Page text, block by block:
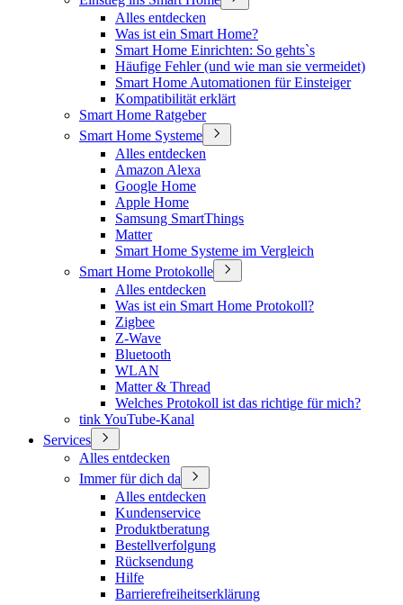
Alles entdecken
Was ist ein Smart Home?
Smart Home Einrichten: So gehts`s
Häufige Fehler (und wie man sie vermeidet)
Smart Home Automationen für Einsteiger
Kompatibilität erklärt
Smart Home Ratgeber
Smart Home Systeme
Alles entdecken
Amazon Alexa
Google Home
Apple Home
Samsung SmartThings
Matter
Smart Home Systeme im Vergleich
Smart Home Protokolle
Alles entdecken
Was ist ein Smart Home Protokoll?
Zigbee
Z-Wave
Bluetooth
WLAN
Matter & Thread
Welches Protokoll ist das richtige für mich?
tink YouTube-Kanal
Services
Alles entdecken
Immer für dich da
Alles entdecken
Kundenservice
Produktberatung
Bestellverfolgung
Rücksendung
Hilfe
Barrierefreiheitserklärung